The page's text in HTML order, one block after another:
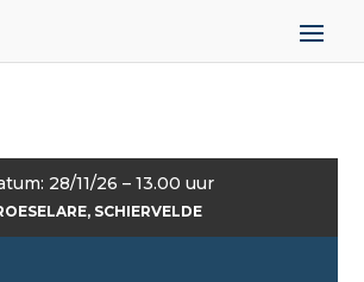
28/11/26 – 13.00 uur
SCHIERVELDE